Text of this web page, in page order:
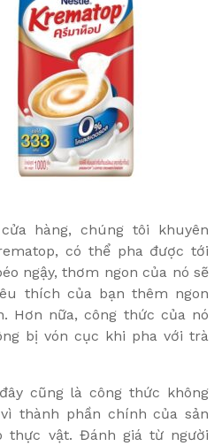
hàng, chúng tôi khuyên
có thể pha được tới
ngậy, thơm ngon của nó sẽ
thích của bạn thêm ngon
Hơn nữa, công thức của nó
bị vón cục khi pha với trà
cũng là công thức không
thành phần chính của sản
thực vật. Đánh giá từ người